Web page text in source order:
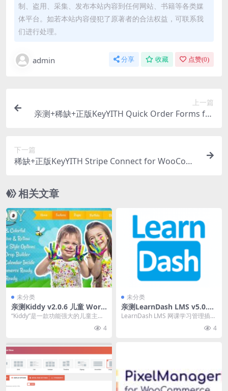
制、盗用、采集、发布本站内容到任何网站、书籍等各类媒
体平台。如若本站内容侵犯了原著者的合法权益，可联系我
们进行处理。
admin 分享 收藏 点赞(0)
上一篇
亲测+稀缺+正版KeyYITH Quick Order Forms for
下一篇
稀缺+正版KeyYITH Stripe Connect for WooCom
相关文章
未分类
亲测Kiddy v2.0.6 儿童 Word
Press 主题主题下载
“Kiddy”是一款功能强大的儿童主题
4
未分类
亲测LearnDash LMS v5.0.3.
1（核心插件） 网课学习管理
LearnDash LMS 网课学习管理插件
4